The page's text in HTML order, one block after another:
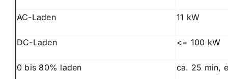
AC-Laden 11 kW
DC-Laden <= 100 kW
0 bis 80% laden ca. 25 min,